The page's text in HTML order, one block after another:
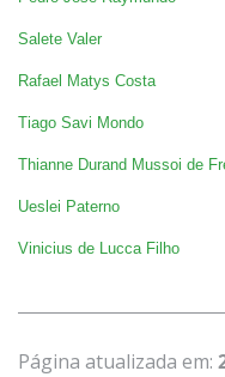
Salete Valer
Rafael Matys Costa
Tiago Savi Mondo
Thianne Durand Mussoi de
Ueslei Paterno
Vinicius de Lucca Filho
Página atualizada em: